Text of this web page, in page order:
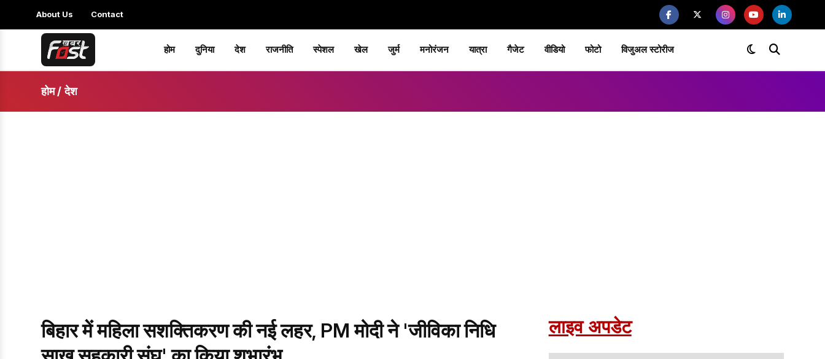
About Us Contact
होम दुनिया देश राजनीति स्पेशल खेल जुर्म मनोरंजन यात्रा गैजेट वीडियो फोटो विजुअल स्टोरीज
होम/ देश
बिहार में महिला सशक्तिकरण की नई लहर, PM मोदी ने 'जीविका निधि
लाइव अपडेट